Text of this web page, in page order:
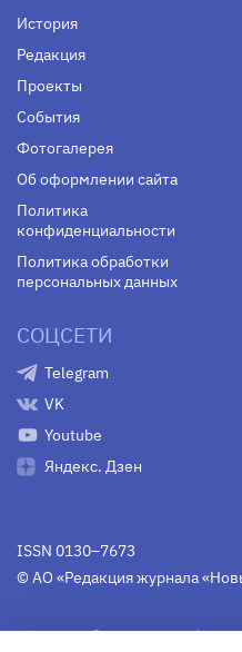
История
Редакция
Проекты
События
Фотогалерея
Об оформлении сайта
Политика
конфиденциальности
Политика обработки
персональных данных
СОЦСЕТИ
Telegram
VK
Youtube
Яндекс. Дзен
ISSN 0130–7673
© АО «Редакция журнала
Свидетельство